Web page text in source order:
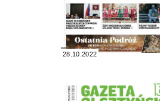
28.10.2022